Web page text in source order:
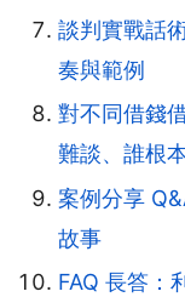
談判實戰話
奏與範例
對不同借錢
難談、誰根
案例分享
故事
FAQ 長答：